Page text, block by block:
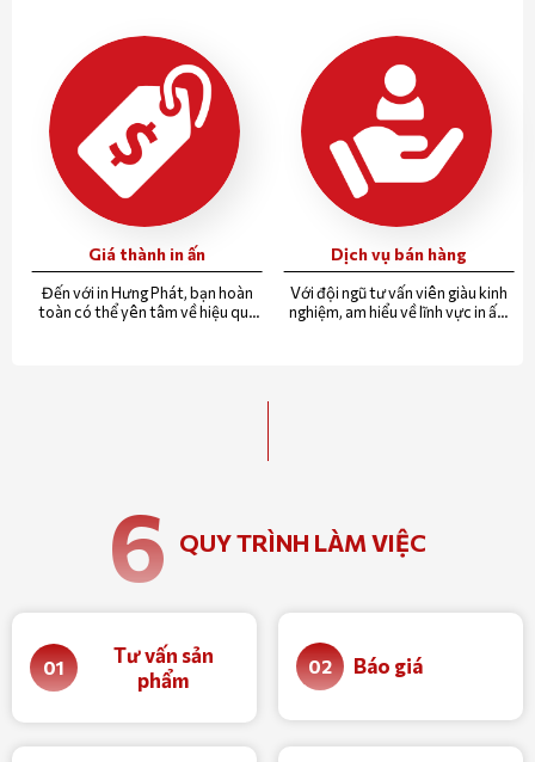
Giá thành in ấn
Đến với in Hưng Phát, bạn hoàn
toàn có thể yên tâm về hiệu quả
Dịch vụ bán hàng
Với đội ngũ tư vấn viên giàu kinh
nghiệm, am hiểu về lĩnh vực in ấn.
6 QUY TRÌNH LÀM VIỆC
01
Tư vấn sản
phẩm
02 Báo giá